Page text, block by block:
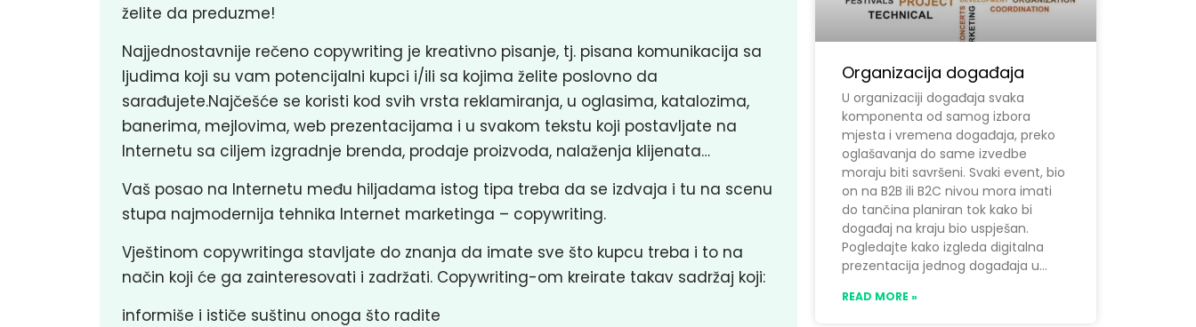
želite da preduzme!
Najjednostavnije rečeno copywriting je kreativno pisanje, tj. pisana komunikacija sa
ljudima koji su vam potencijalni kupci i/ili sa kojima želite poslovno da
sarađujete.Najčešće se koristi kod svih vrsta reklamiranja, u oglasima, katalozima,
banerima, mejlovima, web prezentacijama i u svakom tekstu koji postavljate na
Internetu sa ciljem izgradnje brenda, prodaje proizvoda, nalaženja klijenata…
Vaš posao na Internetu među hiljadama istog tipa treba da se izdvaja i tu na scenu
stupa najmodernija tehnika Internet marketinga – copywriting.
Vještinom copywritinga stavljate do znanja da imate sve što kupcu treba i to na
način koji će ga zainteresovati i zadržati. Copywriting-om kreirate takav sadržaj koji:
informiše i ističe suštinu onoga što radite
Organizacija događaja
U organizaciji događaja svaka
komponenta od samog izbora
mjesta i vremena događaja, preko
oglašavanja do same izvedbe
moraju biti savršeni. Svaki event, bio
on na B2B ili B2C nivou mora imati
do tančina planiran tok kako bi
događaj na kraju bio uspješan.
Pogledajte kako izgleda digitalna
prezentacija jednog događaja u
READ MORE »